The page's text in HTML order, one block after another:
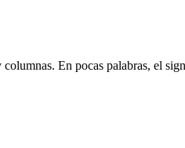
En pocas palabras, el